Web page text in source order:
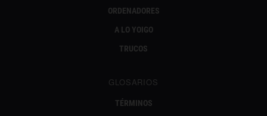
ORDENADORES
A LO YOIGO
TRUCOS
GLOSARIOS
TÉRMINOS